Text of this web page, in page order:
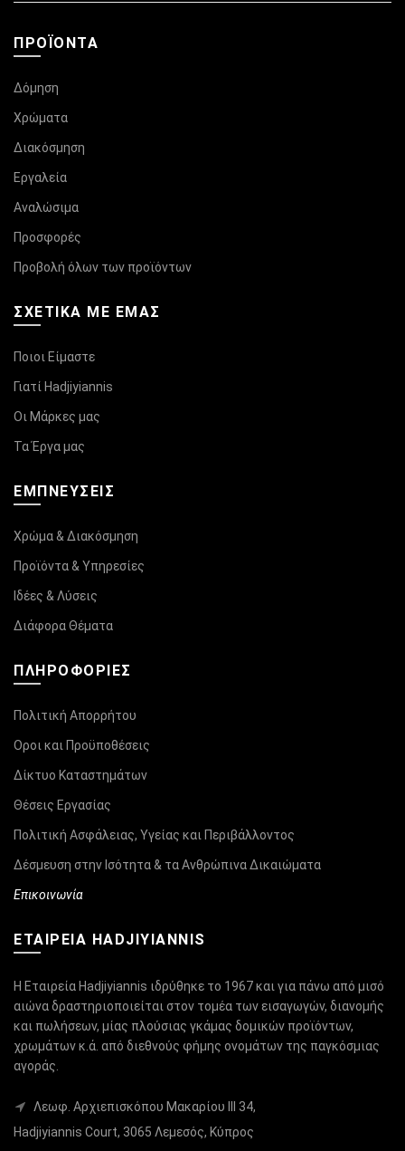
ΠΡΟΪΌΝΤΑ
Δόμηση
Χρώματα
Διακόσμηση
Εργαλεία
Αναλώσιμα
Προσφορές
Προβολή όλων των προϊόντων
ΣΧΕΤΙΚΆ ΜΕ ΕΜΑΣ
Ποιοι Είμαστε
Γιατί Hadjiyiannis
Οι Μάρκες μας
Τα Έργα μας
ΕΜΠΝΕΥΣΕΙΣ
Χρώμα & Διακόσμηση
Προϊόντα & Υπηρεσίες
Ιδέες & Λύσεις
Διάφορα Θέματα
ΠΛΗΡΟΦΟΡΊΕΣ
Πολιτική Απορρήτου
Οροι και Προϋποθέσεις
Δίκτυο Καταστημάτων
Θέσεις Εργασίας
Πολιτική Ασφάλειας, Υγείας και Περιβάλλοντος
Δέσμευση στην Ισότητα & τα Ανθρώπινα Δικαιώματα
Επικοινωνία
ΕΤΑΙΡΕΙΑ HADJIYIANNIS
Η Εταιρεία Hadjiyiannis ιδρύθηκε το 1967 και για πάνω από μισό
αιώνα δραστηριοποιείται στον τομέα των εισαγωγών, διανομής
και πωλήσεων, μίας πλούσιας γκάμας δομικών προϊόντων,
χρωμάτων κ.ά. από διεθνούς φήμης ονομάτων της παγκόσμιας
αγοράς.
Λεωφ. Αρχιεπισκόπου Μακαρίου ΙΙΙ 34,
Hadjiyiannis Court, 3065 Λεμεσός, Κύπρος